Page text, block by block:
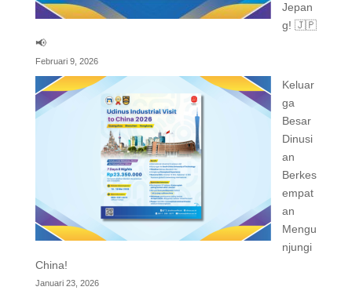
Jepan
g! 🇯🇵
📢
Februari 9, 2026
Keluar
ga
Besar
Dinusi
an
Berkes
empat
an
Mengu
njungi
China!
Januari 23, 2026